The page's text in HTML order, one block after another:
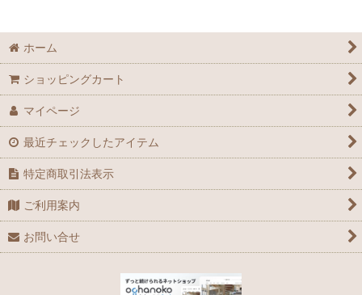
ホーム
ショッピングカート
マイページ
最近チェックしたアイテム
特定商取引法表示
ご利用案内
お問い合せ